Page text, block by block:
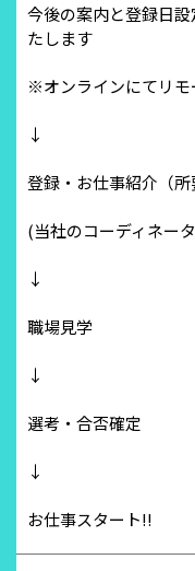
今後の案内と登録日
たします
※オンラインにてリ
↓
登録・お仕事紹介（所
(当社のコーディネー
↓
職場見学
↓
選考・合否確定
↓
お仕事スタート!!